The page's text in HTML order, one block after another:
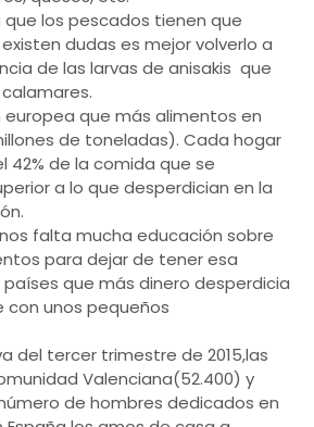
los pescados tienen que
dudas es mejor volverlo a
de las larvas de anisakis que
europea que más alimentos en
de toneladas). Cada hogar
42% de la comida que se
a lo que desperdician en la
falta mucha educación sobre
para dejar de tener esa
que más dinero desperdicia
con unos pequeños
del tercer trimestre de 2015,las
Valenciana(52.400) y
de hombres dedicados en